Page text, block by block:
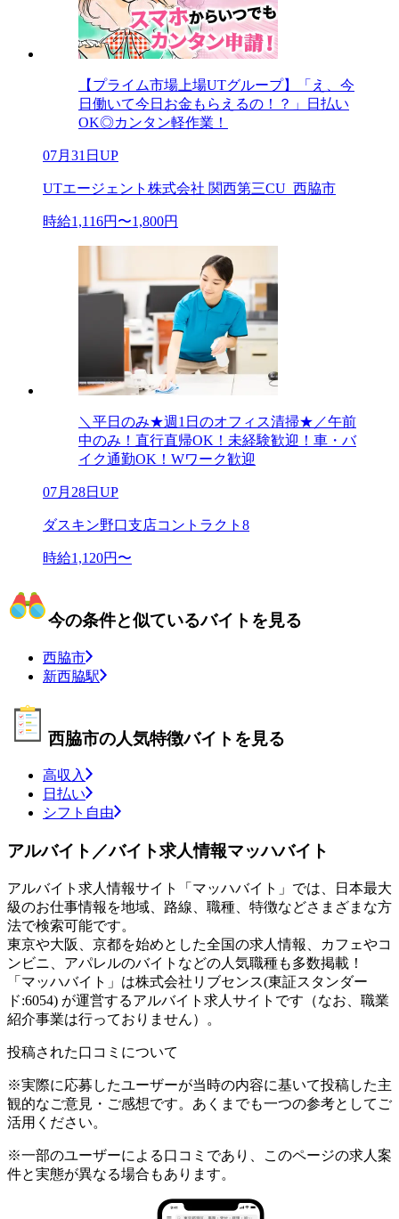
【プライム市場上場UTグループ】「え、今
日働いて今日お金もらえるの！？」日払い
OK◎カンタン軽作業！
07月31日UP
UTエージェント株式会社 関西第三CU_西脇市
時給1,116円〜1,800円
＼平日のみ★週1日のオフィス清掃★／午前
中のみ！直行直帰OK！未経験歓迎！車・バ
イク通勤OK！Wワーク歓迎
07月28日UP
ダスキン野口支店コントラクト8
時給1,120円〜
今の条件と似ているバイトを見る
西脇市
新西脇駅
西脇市の人気特徴バイトを見る
高収入
日払い
シフト自由
アルバイト／バイト求人情報マッハバイト
アルバイト求人情報サイト「マッハバイト」では、日本最大
級のお仕事情報を地域、路線、職種、特徴などさまざまな方
法で検索可能です。
東京や大阪、京都を始めとした全国の求人情報、カフェやコ
ンビニ、アパレルのバイトなどの人気職種も多数掲載！
「マッハバイト」は株式会社リブセンス(東証スタンダー
ド:6054) が運営するアルバイト求人サイトです（なお、職業
紹介事業は行っておりません）。
投稿された口コミについて
※実際に応募したユーザーが当時の内容に基いて投稿した主
観的なご意見・ご感想です。あくまでも一つの参考としてご
活用ください。
※一部のユーザーによる口コミであり、このページの求人案
件と実態が異なる場合もあります。